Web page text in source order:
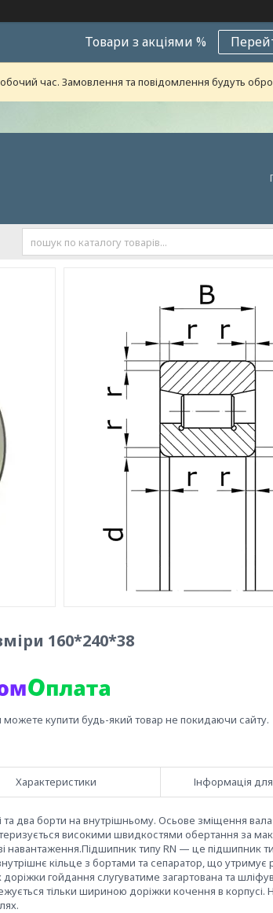
Товари з акціями %
час. Замовлення та повідомлення будуть
160*240*38
можете купити будь-який товар не покидаючи сайту.
Характеристики Інформація
та два борти на внутрішньому. Осьове зміщення
високими швидкостями обертання за
навантаження.Підшипник типу RN — це підшипник
кільце з бортами та сепаратор, що утримує
гойдання слугуватиме загартована та
тільки шириною доріжки кочення в корпусі.